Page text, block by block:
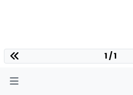
1 / 1